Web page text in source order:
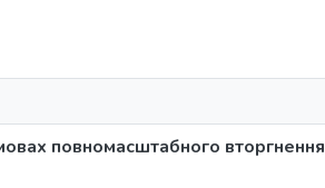
повномасштабного вторгнення